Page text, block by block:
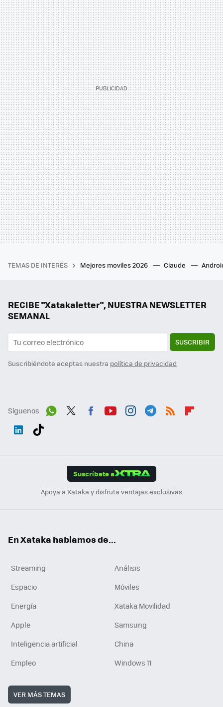
TEMAS DE INTERÉS Mejores moviles 2026 Claude
RECIBE "Xatakaletter", NUESTRA NEWSLETTER
SEMANAL
SUSCRIBIR
Suscribiéndote aceptas nuestra política de privacidad
Síguenos
Suscríbete a
Apoya a Xataka y disfruta ventajas exclusivas
En Xataka hablamos de...
Streaming
Análisis
Espacio
Móviles
Energía
Xataka Movilidad
Apple
Samsung
Inteligencia artificial
China
Empleo
Windows 11
VER MÁS TEMAS